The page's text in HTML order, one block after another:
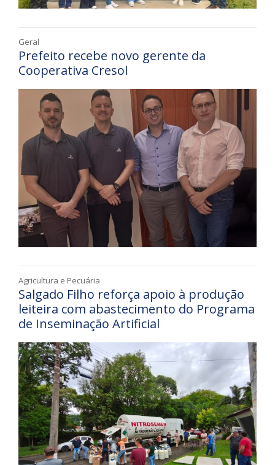
Geral
Prefeito recebe novo gerente da
Cooperativa Cresol
Agricultura e Pecuária
Salgado Filho reforça apoio à produção
leiteira com abastecimento do Programa
de Inseminação Artificial